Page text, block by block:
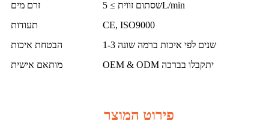
זרם מים
שסתום זווית ≥ 5L/min
תעודות
CE, ISO9000
הבטחת איכות
1-3 שנים לפי איכות ברמה שונה
מותאם אישית
OEM & ODM יתקבלו בברכה
פירוט המוצר